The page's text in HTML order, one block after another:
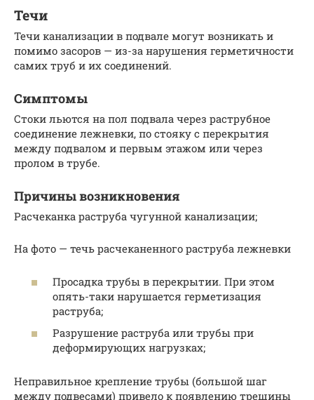
Течи
Течи канализации в подвале могут возникать и
помимо засоров — из-за нарушения герметичности
самих труб и их соединений.
Симптомы
Стоки льются на пол подвала через раструбное
соединение лежневки, по стояку с перекрытия
между подвалом и первым этажом или через
пролом в трубе.
Причины возникновения
Расчеканка раструба чугунной канализации;
На фото — течь расчеканенного раструба лежневки
Просадка трубы в перекрытии. При этом
опять-таки нарушается герметизация
раструба;
Разрушение раструба или трубы при
деформирующих нагрузках;
Неправильное крепление трубы (большой шаг
между подвесами) привело к появлению трещины